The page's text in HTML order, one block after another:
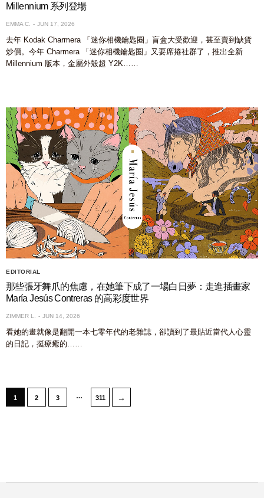
Millennium 系列登場
EMMA C. JUN 17, 2026
去年 Kodak Charmera 「迷你相機鑰匙圈」盲盒大受歡迎，甚至賣到缺貨
炒價。今年 Charmera 「迷你相機鑰匙圈」又要席捲社群了，推出全新
Millennium 版本，金屬外殼超 Y2K……
EDITORIAL
那些張牙舞爪的焦慮，在她筆下成了一場白日夢：走進插畫家
María Jesús Contreras 的高彩度世界
ZIMMER L. JUN 14, 2026
看她的畫就像是翻開一本七零年代的老雜誌，卻讀到了最貼近當代人心靈
的日記，挺療癒的……
1 2 3 … 311 →